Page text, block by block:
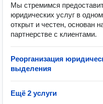
Мы стремимся
юридических услуг в
открыт и честен, основан
партнерстве с клиентами.
Реорганизация
выделения
Ещё 2 услуги